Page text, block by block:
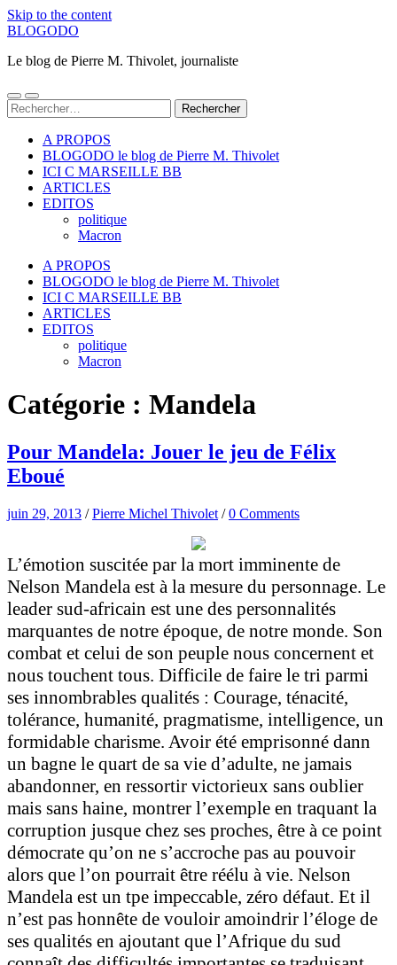
Skip to the content
BLOGODO
Le blog de Pierre M. Thivolet, journaliste
Toggle
mobile
Toggle
search
Rechercher :
A PROPOS
BLOGODO le blog de Pierre M. Thivolet
ICI C MARSEILLE BB
ARTICLES
EDITOS
politique
Macron
A PROPOS
BLOGODO le blog de Pierre M. Thivolet
ICI C MARSEILLE BB
ARTICLES
EDITOS
politique
Macron
Catégorie : Mandela
Pour Mandela: Jouer le jeu de Félix
Eboué
juin 29, 2013 /Pierre Michel Thivolet /0 Comments
L’émotion suscitée par la mort imminente de
Nelson Mandela est à la mesure du personnage. Le
leader sud-africain est une des personnalités
marquantes de notre époque, de notre monde. Son
combat et celui de son peuple nous concernent et
nous touchent tous. Difficile de faire le tri parmi
ses innombrables qualités : Courage, ténacité,
tolérance, humanité, pragmatisme, intelligence, un
formidable charisme. Avoir été emprisonné dann
un bagne le quart de sa vie d’adulte, ne jamais
abandonner, en ressortir victorieux sans oublier
mais sans haine, montrer l’exemple en traquant la
corruption jusque chez ses proches, être à ce point
démocrate qu’on ne s’accroche pas au pouvoir
alors que l’on pourrait être réélu à vie. Nelson
Mandela est un tpe impeccable, zéro défaut. Et il
n’est pas honnête de vouloir amoindrir l’éloge de
ses qualités en ajoutant que l’Afrique du sud